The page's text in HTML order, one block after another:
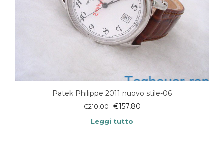
Patek Philippe 2011 nuovo stile-06
€210,00 €157,80
Leggi tutto